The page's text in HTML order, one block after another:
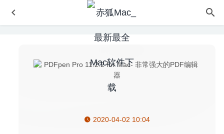
2020-04-02 10:04
Affinity Designer Beta 1.8.3.2 for Mac中文版-最流畅的矢量